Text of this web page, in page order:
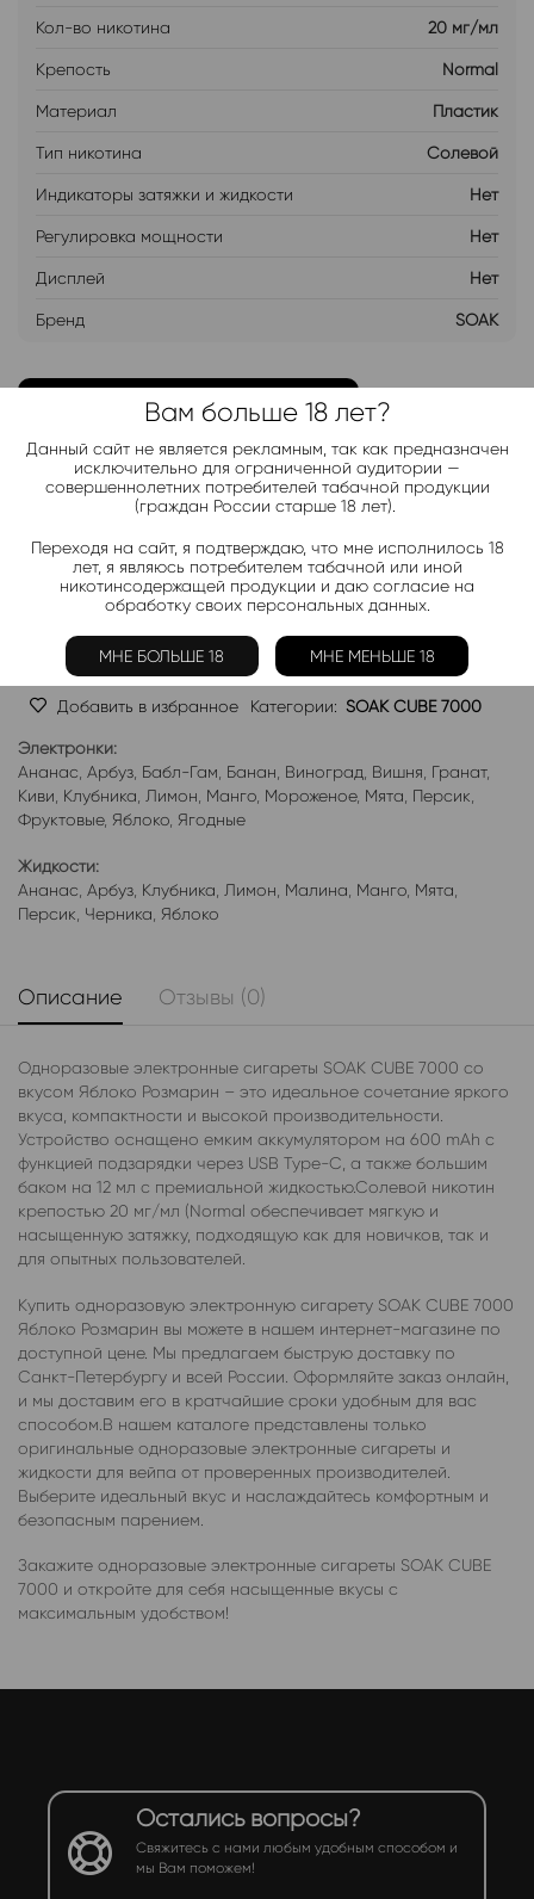
Кол-во никотина 20 мг/мл
Крепость Normal
Материал Пластик
Тип никотина Солевой
Индикаторы затяжки и жидкости Нет
Регулировка мощности Нет
Дисплей Нет
Бренд SOAK
ДОБАВИТЬ В ЛИСТ ОЖИДАНИЯ
Хочу дешевле
Telegram-канал 2000+
Актуальные новинки и акции каждые день!
Добавить в избранное Категории: SOAK CUBE 7000
Электронки:
Ананас Арбуз Бабл-Гам Банан Виноград Вишня Гранат,
Киви Клубника Лимон Манго Мороженое, Мята Персик
Фруктовые, Яблоко Ягодные
Жидкости:
Ананас Арбуз Клубника Лимон Малина Манго Мята
Персик Черника Яблоко
Описание Отзывы (0)
Одноразовые электронные сигареты SOAK CUBE 7000 со
вкусом Яблоко Розмарин – это идеальное сочетание яркого
вкуса, компактности и высокой производительности.
Устройство оснащено емким аккумулятором на 600 mAh с
функцией подзарядки через USB Type-C, а также большим
баком на 12 мл с премиальной жидкостью.Солевой никотин
крепостью 20 мг/мл (Normal обеспечивает мягкую и
насыщенную затяжку, подходящую как для новичков, так и
для опытных пользователей.
Купить одноразовую электронную сигарету SOAK CUBE 7000
Яблоко Розмарин вы можете в нашем интернет-магазине по
доступной цене. Мы предлагаем быструю доставку по
Санкт-Петербургу и всей России. Оформляйте заказ онлайн,
и мы доставим его в кратчайшие сроки удобным для вас
способом.В нашем каталоге представлены только
оригинальные одноразовые электронные сигареты и
жидкости для вейпа от проверенных производителей.
Выберите идеальный вкус и наслаждайтесь комфортным и
безопасным парением.
Закажите одноразовые электронные сигареты SOAK CUBE
7000 и откройте для себя насыщенные вкусы с
максимальным удобством!
Остались вопросы?
Свяжитесь с нами любым удобным способом и
мы Вам поможем!
Вам больше 18 лет?
Данный сайт не является рекламным, так как предназначен
исключительно для ограниченной аудитории —
совершеннолетних потребителей табачной продукции
(граждан России старше 18 лет).
Переходя на сайт, я подтверждаю, что мне исполнилось 18
лет, я являюсь потребителем табачной или иной
никотинсодержащей продукции и даю согласие на
обработку своих персональных данных.
МНЕ БОЛЬШЕ 18 МНЕ МЕНЬШЕ 18